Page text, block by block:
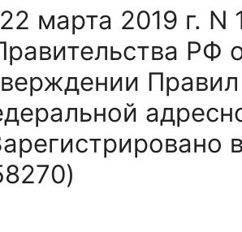
марта 2019 г. N
РФ
Правил
в